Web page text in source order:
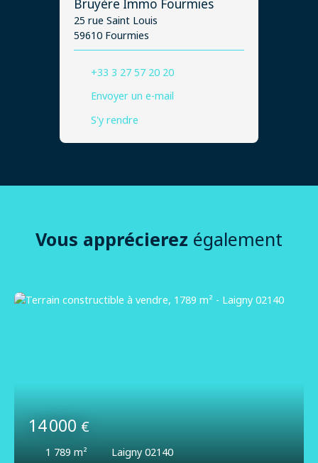
Bruyère Immo Fourmies
25 rue Saint Louis
59610 Fourmies
+33 3 27 57 20 20
Envoyer un e-mail
S'y rendre
Vous apprécierez également
14 000€
1 789 m² Laigny 02140